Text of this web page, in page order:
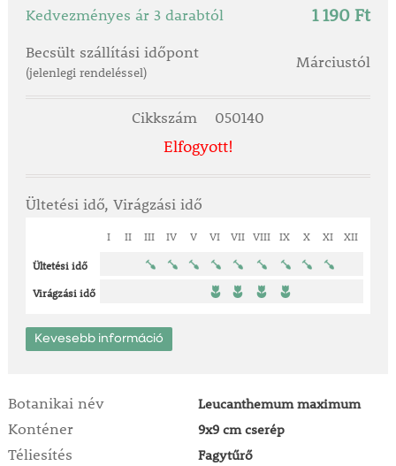
Kedvezményes ár 3 darabtól 1 190 Ft
Becsült szállítási időpont
(jelenlegi rendeléssel)
Márciustól
Cikkszám 050140
Elfogyott!
Ültetési idő, Virágzási idő
I II III IV V VI VII VIII IX X XI XII
Ültetési idő
Virágzási idő
Kevesebb információ
Botanikai név Leucanthemum maximum
Konténer 9x9 cm cserép
Téliesítés Fagytűrő